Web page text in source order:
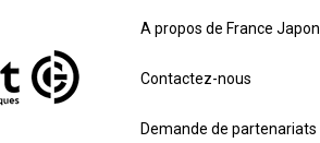
A propos de France Japon
Contactez-nous
Demande de partenariats